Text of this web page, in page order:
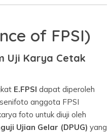
of FPSI)
Uji Karya Cetak
E.FPSI dapat diperoleh
anggota FPSI
foto untuk diuji oleh
Ujian Gelar (DPUG) yang